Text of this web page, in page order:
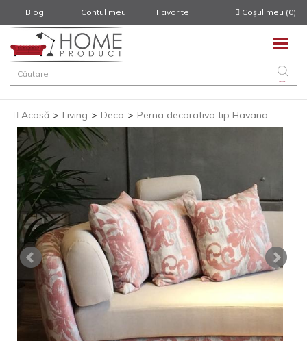
Coșul meu (0)
Blog Contul meu Favorite
Acasă > Living > Deco > Perna decorativa tip Havana